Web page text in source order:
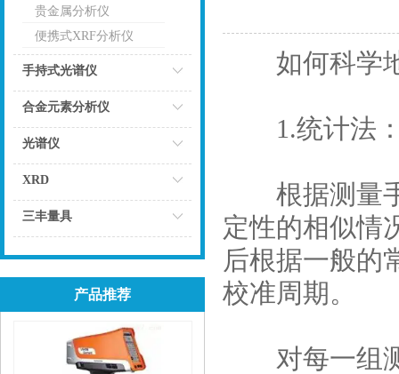
贵金属分析仪
便携式XRF分析仪
手持式光谱仪
合金元素分析仪
光谱仪
XRD
三丰量具
产品推荐
如何科学
1.统计法
根据测量手
定性的相似情
后根据一般的
校准周期。
对每一组测